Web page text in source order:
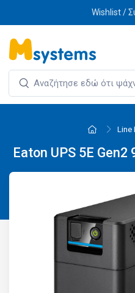
Wishlist /
Line
Eaton UPS 5E Gen2